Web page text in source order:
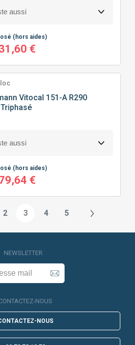
(hors aides)
€
Vitocal 151-A R290
(hors aides)
€
2 3 4 5
NEWSLETTER
NOUS
NOUS